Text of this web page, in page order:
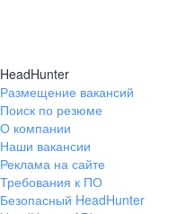
HeadHunter
Размещение вакансий
Поиск по резюме
О компании
Наши вакансии
Реклама на сайте
Требования к ПО
Безопасный HeadHunter